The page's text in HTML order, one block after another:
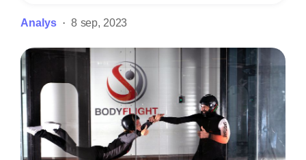
Analys 8 sep, 2023